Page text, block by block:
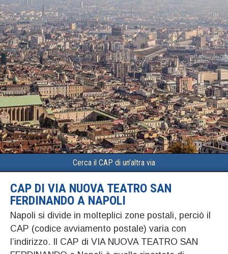
Cerca il CAP di un’altra via
CAP DI VIA NUOVA TEATRO SAN
FERDINANDO A NAPOLI
Napoli si divide in molteplici zone postali, perciò il
CAP (codice avviamento postale) varia con
l’indirizzo. Il CAP di VIA NUOVA TEATRO SAN